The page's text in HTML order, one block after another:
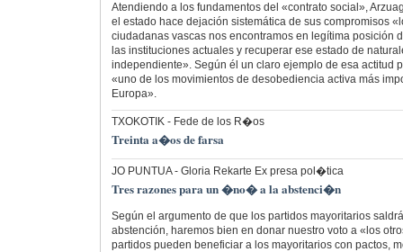
Atendiendo a los fundamentos del «contrato social»,
el estado hace dejación sistemática de sus compromisos
ciudadanas vascas nos encontramos en legítima posición
las instituciones actuales y recuperar ese estado de
independiente». Según él un claro ejemplo de esa actitud
«uno de los movimientos de desobediencia activa más
Europa».
TXOKOTIK- Fede de los R�os
Treinta a�os de farsa
JO PUNTUA- Gloria Rekarte Ex presa pol�tica
Tres razones para un �no� a la abstenci�n
Según el argumento de que los partidos mayoritarios
abstención, haremos bien en donar nuestro voto a «los
partidos pueden beneficiar a los mayoritarios con pactos,